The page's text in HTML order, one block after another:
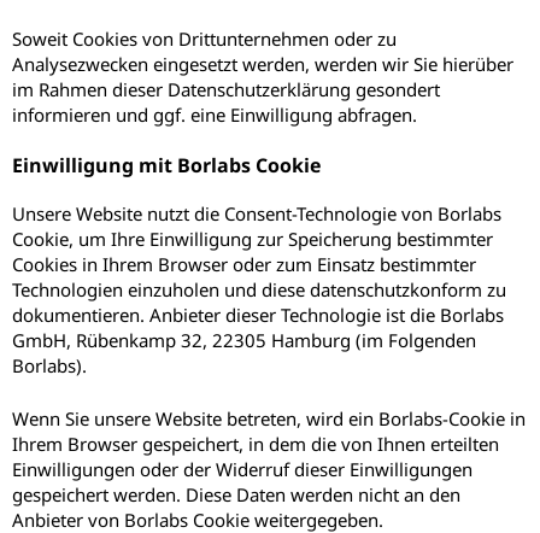
Soweit Cookies von Drittunternehmen oder zu
Analysezwecken eingesetzt werden, werden wir Sie hierüber
im Rahmen dieser Datenschutzerklärung gesondert
informieren und ggf. eine Einwilligung abfragen.
Einwilligung mit Borlabs Cookie
Unsere Website nutzt die Consent-Technologie von Borlabs
Cookie, um Ihre Einwilligung zur Speicherung bestimmter
Cookies in Ihrem Browser oder zum Einsatz bestimmter
Technologien einzuholen und diese datenschutzkonform zu
dokumentieren. Anbieter dieser Technologie ist die Borlabs
GmbH, Rübenkamp 32, 22305 Hamburg (im Folgenden
Borlabs).
Wenn Sie unsere Website betreten, wird ein Borlabs-Cookie in
Ihrem Browser gespeichert, in dem die von Ihnen erteilten
Einwilligungen oder der Widerruf dieser Einwilligungen
gespeichert werden. Diese Daten werden nicht an den
Anbieter von Borlabs Cookie weitergegeben.